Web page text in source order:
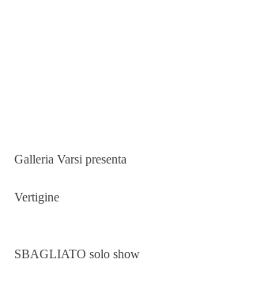
Galleria Varsi presenta
Vertigine
SBAGLIATO solo show